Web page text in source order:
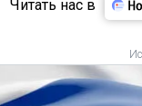
Читать нас в